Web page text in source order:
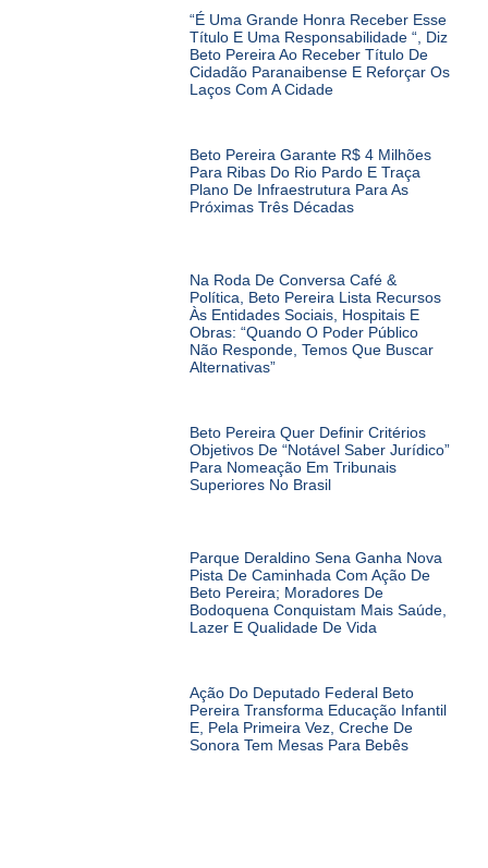
“É Uma Grande Honra Receber Esse
Título E Uma Responsabilidade “, Diz
Beto Pereira Ao Receber Título De
Cidadão Paranaibense E Reforçar Os
Laços Com A Cidade
Beto Pereira Garante R$ 4 Milhões
Para Ribas Do Rio Pardo E Traça
Plano De Infraestrutura Para As
Próximas Três Décadas
Na Roda De Conversa Café &
Política, Beto Pereira Lista Recursos
Às Entidades Sociais, Hospitais E
Obras: “Quando O Poder Público
Não Responde, Temos Que Buscar
Alternativas”
Beto Pereira Quer Definir Critérios
Objetivos De “notável Saber Jurídico”
Para Nomeação Em Tribunais
Superiores No Brasil
Parque Deraldino Sena Ganha Nova
Pista De Caminhada Com Ação De
Beto Pereira; Moradores De
Bodoquena Conquistam Mais Saúde,
Lazer E Qualidade De Vida
Ação Do Deputado Federal Beto
Pereira Transforma Educação Infantil
E, Pela Primeira Vez, Creche De
Sonora Tem Mesas Para Bebês